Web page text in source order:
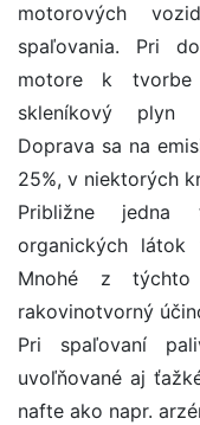
motorových
spaľovania. Pri
motore k tvorbe
skleníkový plyn
Doprava sa na
25%, v niektorých
Približne jedna
organických
Mnohé z
rakovinotvorný
Pri spaľovaní
uvoľňované aj
nafte ako napr.